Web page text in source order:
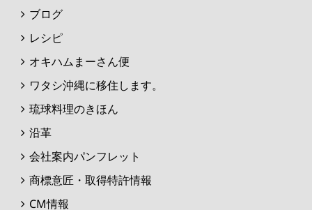
ブログ
レシピ
オキハムまーさん便
ワタシ沖縄に移住します。
琉球料理のきほん
沿革
会社案内パンフレット
商標意匠・取得特許情報
CM情報